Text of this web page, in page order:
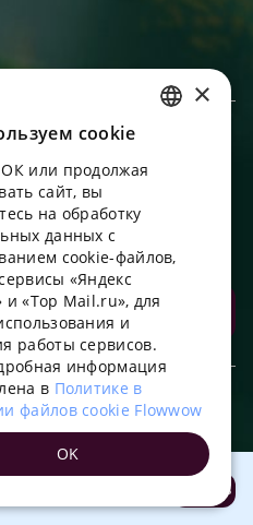
бонусов за покупки и
заказ!
приложении!
Открыть
ENGLISH
UKRAINIAN
PORTUGUESE
FRENCH
TURKISH
POLISH
×
сookie
или продолжая
сайт, вы
на обработку
данных с
cookie-файлов,
«Яндекс
и «Top Mail.ru», для
и
работы сервисов.
информация
в Политике в
файлов cookie Flowwow
OK